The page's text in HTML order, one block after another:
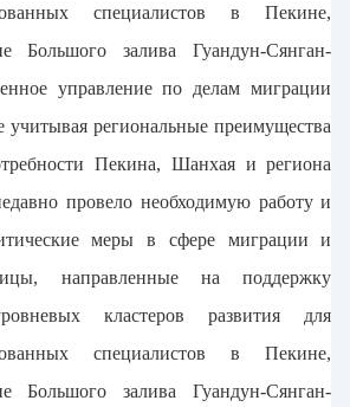
специалистов в Пекине,
Большого залива Гуандун-Сянган-
управление по делам миграции
региональные преимущества
Пекина, Шанхая и региона
провело необходимую работу и
меры в сфере миграции и
направленные на поддержку
кластеров развития для
специалистов в Пекине,
Большого залива Гуандун-Сянган-